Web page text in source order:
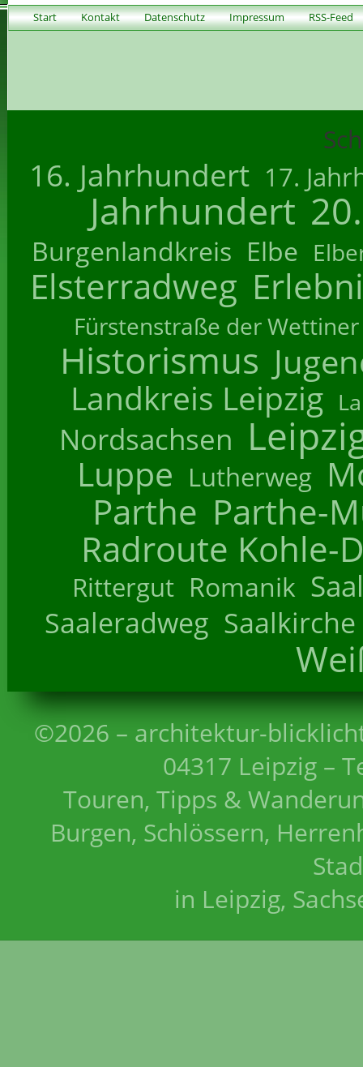
Start Kontakt Datenschutz Impressum RSS-Feed
16. Jahrhundert 17.
Jahrhundert
Burgenlandkreis Elbe
Elsterradweg
Fürstenstraße der Wettiner
Historismus
Landkreis Leipzig
Nordsachsen
Luppe Lutherweg
Parthe Parthe-
Radroute Kohle-
Rittergut Romanik
Saaleradweg Saalkirche
©2026 – architektur-
04317 Leipzig –
Touren, Tipps &
Burgen, Schlössern,
in Leipzig,